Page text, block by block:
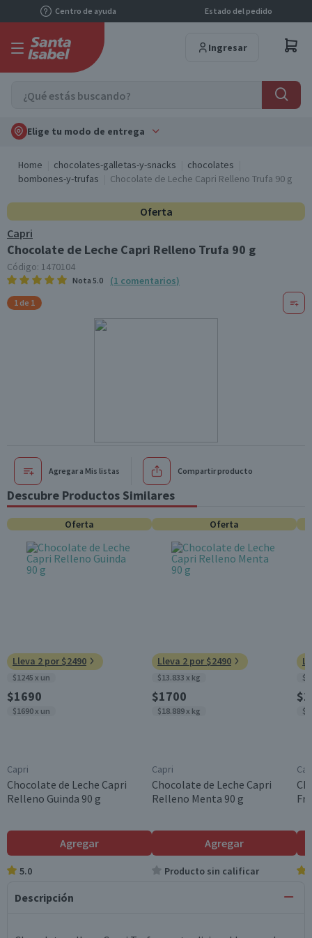
Centro de ayuda Estado del pedido
Ingresar
Elige tu modo de entrega
Home chocolates-galletas-y-snacks
chocolates
bombones-y-trufas
Chocolate de Leche Capri Relleno Trufa 90 g
Oferta
Capri
Chocolate de Leche Capri Relleno Trufa 90 g
Código: 1470104
Nota 5.0 (1 comentarios)
1 de 1
Agregar a Mis listas Compartir producto
Descubre Productos Similares
Oferta
Lleva 2 por $2490
$1245 x un
$1690
$1690 x un
Capri
Chocolate de Leche Capri
Relleno Guinda 90 g
Agregar
5.0
Oferta
Lleva 2 por $2490
$13.833 x kg
$1700
$18.889 x kg
Capri
Chocolate de Leche Capri
Relleno Menta 90 g
Agregar
Producto sin calificar
Descripción